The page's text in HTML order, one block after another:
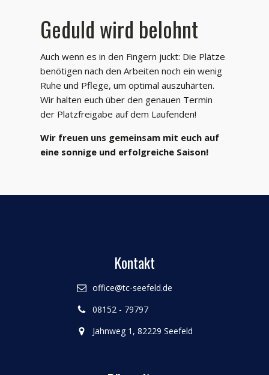
Geduld wird belohnt
Auch wenn es in den Fingern juckt: Die Plätze
benötigen nach den Arbeiten noch ein wenig
Ruhe und Pflege, um optimal auszuhärten.
Wir halten euch über den genauen Termin
der Platzfreigabe auf dem Laufenden!
Wir freuen uns gemeinsam mit euch auf
eine sonnige und erfolgreiche Saison!
Kontakt
office@tc-seefeld.de
08152 - 79797
Jahnweg 1, 82229 Seefeld